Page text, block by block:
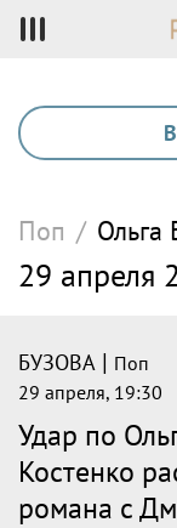
Поп / Ольга
29 апреля
БУЗОВА | Поп
29 апреля, 19:30
Удар по
Костенко
романа с